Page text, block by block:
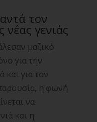
τον
γενιάς
μαζικό
για την
και για τον
η φωνή
να
και η